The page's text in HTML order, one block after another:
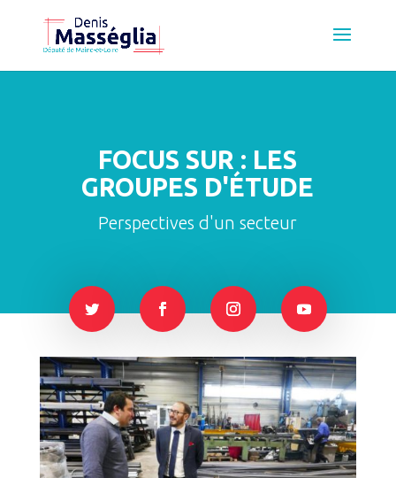
FOCUS SUR : LES
GROUPES D'ÉTUDE
Perspectives d'un secteur